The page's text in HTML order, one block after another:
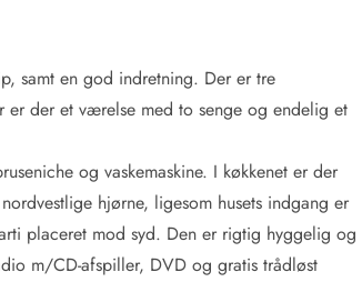
samt en god indretning. Der er tre
er der et værelse med to senge og endelig et
og vaskemaskine. I køkkenet er der
hjørne, ligesom husets indgang er
placeret mod syd. Den er rigtig hyggelig og
m/CD-afspiller, DVD og gratis trådløst